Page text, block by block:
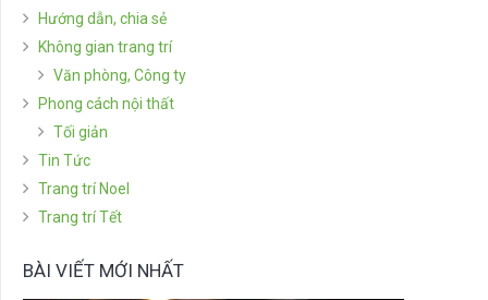
Hướng dẫn, chia sẻ
Không gian trang trí
Văn phòng, Công ty
Phong cách nội thất
Tối giản
Tin Tức
Trang trí Noel
Trang trí Tết
BÀI VIẾT MỚI NHẤT